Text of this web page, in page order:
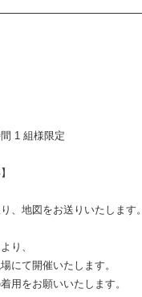
1 組様限定
、地図をお送りいたします。
り、
にて開催いたします。
用をお願いいたします。